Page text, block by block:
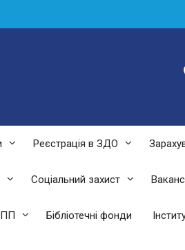
Реєстрація в ЗДО
Соціальний захист
Бібліотечні фонди